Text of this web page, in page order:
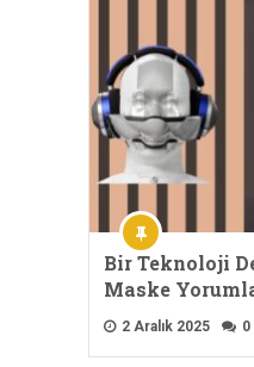
Bir Teknoloji
Maske
2 Aralık 2025 0